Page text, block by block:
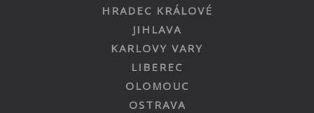
HRADEC KRÁLOVÉ
JIHLAVA
KARLOVY VARY
LIBEREC
OLOMOUC
OSTRAVA